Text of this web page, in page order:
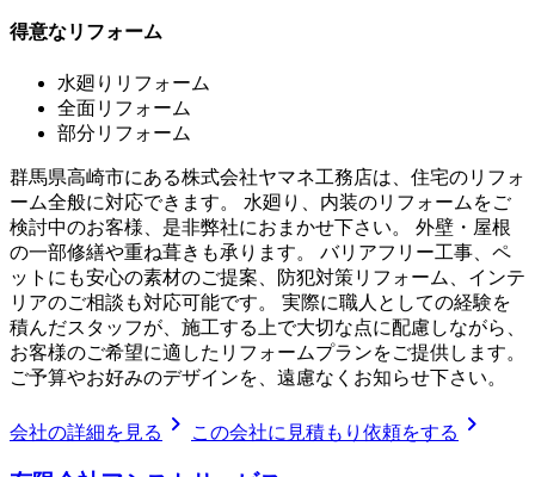
得意なリフォーム
水廻りリフォーム
全面リフォーム
部分リフォーム
群馬県高崎市にある株式会社ヤマネ工務店は、住宅のリフォ
ーム全般に対応できます。 水廻り、内装のリフォームをご
検討中のお客様、是非弊社におまかせ下さい。 外壁・屋根
の一部修繕や重ね葺きも承ります。 バリアフリー工事、ペ
ットにも安心の素材のご提案、防犯対策リフォーム、インテ
リアのご相談も対応可能です。 実際に職人としての経験を
積んだスタッフが、施工する上で大切な点に配慮しながら、
お客様のご希望に適したリフォームプランをご提供します。
ご予算やお好みのデザインを、遠慮なくお知らせ下さい。
会社の詳細を見る chevron_right この会社に見積もり依頼をする chevron_right